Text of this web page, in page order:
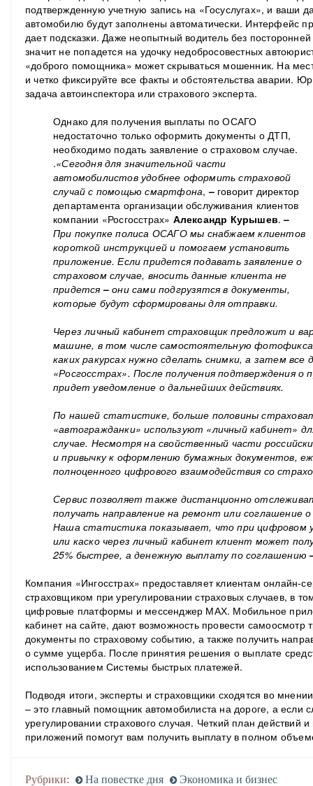
подтвержденную учетную запись на «Госуслугах», и ваши
автомобилю будут заполнены автоматически. Интерфейс
дает подсказки. Даже неопытный водитель без
значит не попадется на удочку недобросовестных
«доброго помощника» может скрываться мошенник. На
и четко фиксируйте все факты и обстоятельства аварии.
задача автоинспектора или страхового эксперта.
Однако для получения выплаты по ОСАГО
недостаточно только оформить документы о ДТП,
необходимо подать заявление о страховом случае.
.«Сегодня для значительной части
автомобилистов удобнее оформить страховой
случай с помощью смартфона,–говорит директор
департамента организации обслуживания клиентов
компании «Росгосстрах» Александр Курышев.–
При покупке полиса ОСАГО мы снабжаем клиентов
короткой инструкцией и помогаем установить
приложение. Если придется подавать заявление о
страховом случае, вносить данные клиента не
придется– они сами подгрузятся в документы,
которые будут сформированы для отправки.
Через личный кабинет страховщик предложит и
машине, в том числе самостоятельную
каких ракурсах нужно сделать снимки, а затем
«Росгосстрах». После получения подтверждения о
придет уведомление о дальнейших действиях.
По нашей статистике, больше половины
«автогражданки» используют «личный кабинет»
случае. Несмотря на свойственный части
и привычку к оформлению бумажных документов,
полноценного цифрового взаимодействия со
Сервис позволяет также дистанционно
получать направление на ремонт или соглашение
Наша статистика показывает, что при цифровом
или каско через личный кабинет клиент может
25% быстрее, а денежную выплату по соглашению
Компания «Ингосстрах» предоставляет клиентам онлайн-
страховщиком при урегулировании страховых случаев, в
цифровые платформы и мессенджер МАХ. Мобильное
кабинет на сайте, дают возможность провести самоосмотр
документы по страховому событию, а также получить
о сумме ущерба. После принятия решения о выплате
использованием Системы быстрых платежей.
Подводя итоги, эксперты и страховщики сходятся во
– это главный помощник автомобилиста на дороге, а если
урегулировании страхового случая. Четкий план действий
приложений помогут вам получить выплату в полном
Рубрики: На повестке дня
Экономика и бизнес